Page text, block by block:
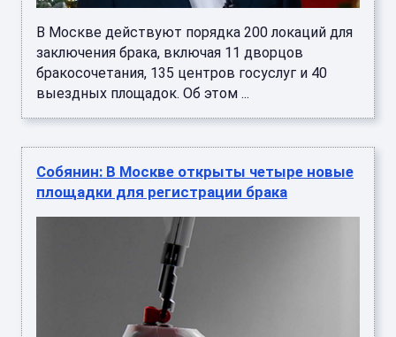
В Москве действуют порядка 200 локаций для
заключения брака, включая 11 дворцов
бракосочетания, 135 центров госуслуг и 40
выездных площадок. Об этом ...
Собянин: В Москве открыты четыре новые
площадки для регистрации брака